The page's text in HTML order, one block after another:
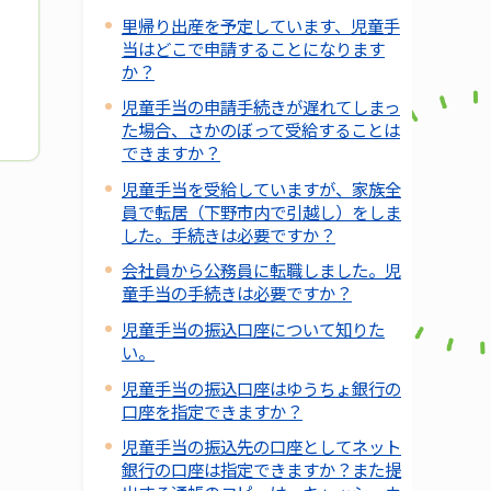
里帰り出産を予定しています、児童手
当はどこで申請することになります
か？
児童手当の申請手続きが遅れてしまっ
た場合、さかのぼって受給することは
できますか？
児童手当を受給していますが、家族全
員で転居（下野市内で引越し）をしま
した。手続きは必要ですか？
会社員から公務員に転職しました。児
童手当の手続きは必要ですか？
児童手当の振込口座について知りた
い。
児童手当の振込口座はゆうちょ銀行の
口座を指定できますか？
児童手当の振込先の口座としてネット
銀行の口座は指定できますか？また提